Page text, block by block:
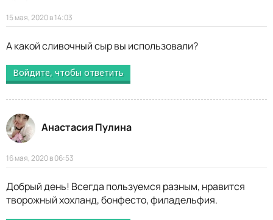
15 мая, 2020 в 14:03
А какой сливочный сыр вы использовали?
Войдите, чтобы ответить
Анастасия Пулина
16 мая, 2020 в 06:53
Добрый день! Всегда пользуемся разным, нравится
творожный хохланд, бонфесто, филадельфия.